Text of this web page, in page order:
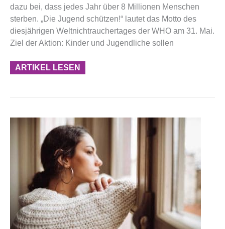
dazu bei, dass jedes Jahr über 8 Millionen Menschen
sterben. „Die Jugend schützen!“ lautet das Motto des
diesjährigen Weltnichtrauchertages der WHO am 31. Mai.
Ziel der Aktion: Kinder und Jugendliche sollen
ARTIKEL LESEN